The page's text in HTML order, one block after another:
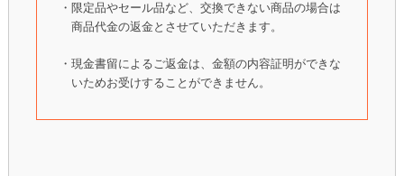
・限定品やセール品など、交換できない商品の場合は
商品代金の返金とさせていただきます。
・現金書留によるご返金は、金額の内容証明ができな
いためお受けすることができません。